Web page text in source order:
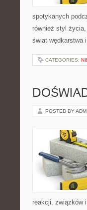
spotykanych
również styl
świat wędkarstwa
CATEGORIES:
POSTED BY
reakcji, związków